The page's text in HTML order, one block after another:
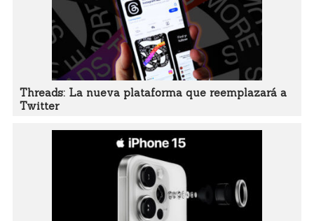
Threads: La nueva plataforma que reemplazará a
Twitter